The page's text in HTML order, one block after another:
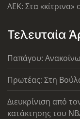
AEK: Στα «κίτρινα»
Τελευταία
Παπάγου:
Πρωτέας: Στη
Διευκρίνιση από
κατάκτησης του